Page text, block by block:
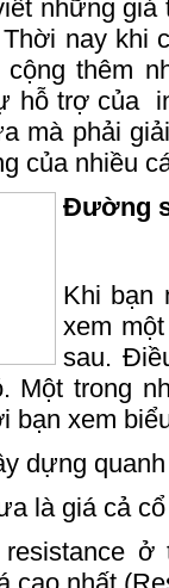
những
nay khi
cộng thêm
hỗ trợ của
mà phải
của nhiều
Đường
Khi bạn
xem
sau.
Một trong
bạn xem
dựng
là giá cả